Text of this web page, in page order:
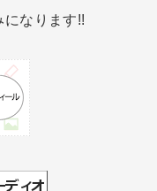
なります!!